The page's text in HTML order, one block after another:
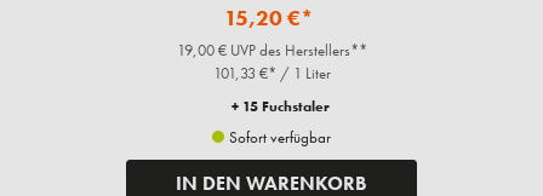
15,20 €*
19,00 € UVP des Herstellers**
101,33 €* / 1 Liter
+ 15 Fuchstaler
Sofort verfügbar
IN DEN WARENKORB